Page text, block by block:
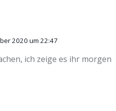
2020 um 22:47
ich zeige es ihr morgen